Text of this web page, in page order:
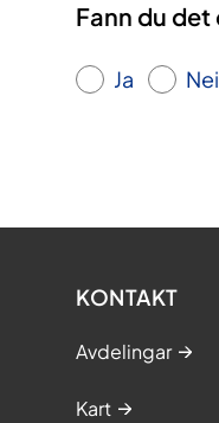
Fann du
Ja Nei
KONTAKT
Avdelingar
Kart